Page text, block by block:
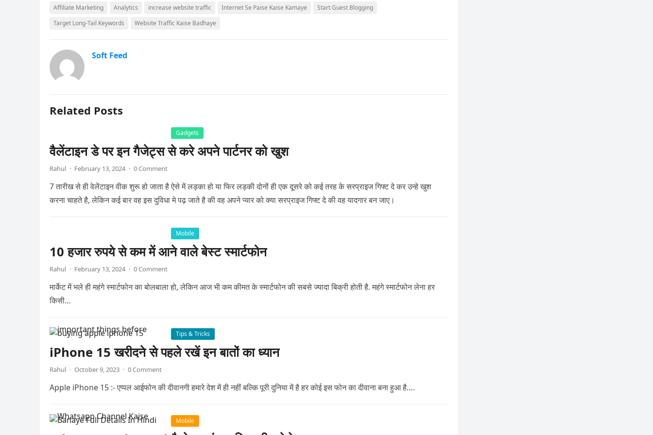
Affiliate Marketing Analytics increase website traffic Internet Se Paise Kaise Kamaye
Start Guest Blogging
Target Long-Tail Keywords
Website Traffic Kaise Badhaye
Soft Feed
Related Posts
Gadgets
वैलेंटाइन डे पर इन गैजेट्स से करे अपने पार्टनर को खुश
Rahul · February 13, 2024 · 0 Comment
7 तारीख से ही वेलेंटाइन वीक शुरू हो जाता है ऐसे में लड़का हो या फिर लड़की दोनों ही एक दूसरे को कई तरह के सरप्राइज गिफ्ट दे कर उन्हे खुश
करना चाहते है, लेकिन कई बार वह इस दुविधा मे पढ़ जाते है की वह अपने प्यार को क्या सरप्राइज गिफ्ट दे की वह यादगार बन जाए।
Mobile
10 हजार रुपये से कम में आने वाले बेस्ट स्मार्टफोन
Rahul · February 13, 2024 · 0 Comment
मार्केट में भले ही महंगे स्मार्टफोन का बोलबाला हो, लेकिन आज भी कम कीमत के स्मार्टफोन की सबसे ज्यादा बिक्री होती है. महंगे स्मार्टफोन लेना हर
किसी…
Tips & Tricks
iPhone 15 खरीदने से पहले रखें इन बातों का ध्यान
Rahul · October 9, 2023 · 0 Comment
Apple iPhone 15 :- एप्पल आईफोन की दीवानगी हमारे देश में ही नहीं बल्कि पूरी दुनिया में है हर कोई इस फोन का दीवाना बना हुआ है….
Mobile